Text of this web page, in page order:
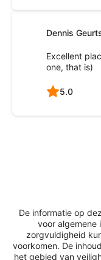
Dennis
Excellent
one, that is)
5.0
De informatie op
voor algemene
zorgvuldigheid
voorkomen. De
het gebied van